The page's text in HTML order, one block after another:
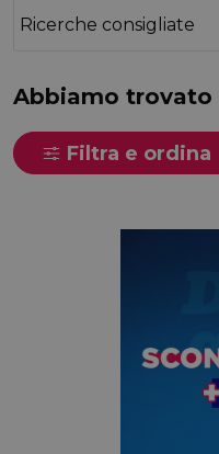
Ricerche consigliate
Abbiamo trovato
Filtra e ordina